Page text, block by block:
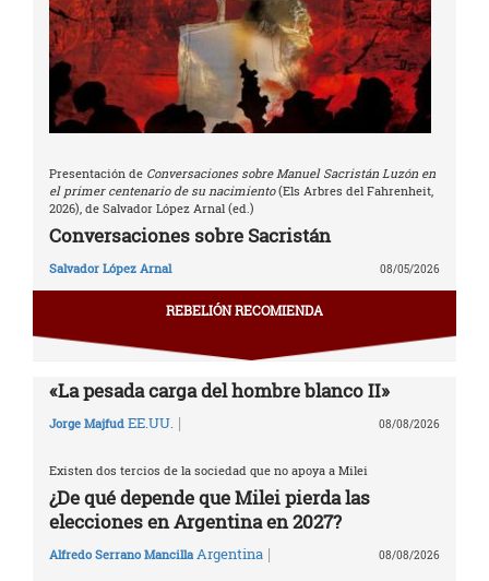
Presentación de Conversaciones sobre Manuel Sacristán Luzón en
el primer centenario de su nacimiento(Els Arbres del Fahrenheit,
2026), de Salvador López Arnal (ed.)
Conversaciones sobre Sacristán
Salvador López Arnal 08/05/2026
REBELIÓN RECOMIENDA
«La pesada carga del hombre blanco II»
Jorge Majfud EE.UU. | 08/08/2026
Existen dos tercios de la sociedad que no apoya a Milei
¿De qué depende que Milei pierda las
elecciones en Argentina en 2027?
Alfredo Serrano Mancilla Argentina | 08/08/2026